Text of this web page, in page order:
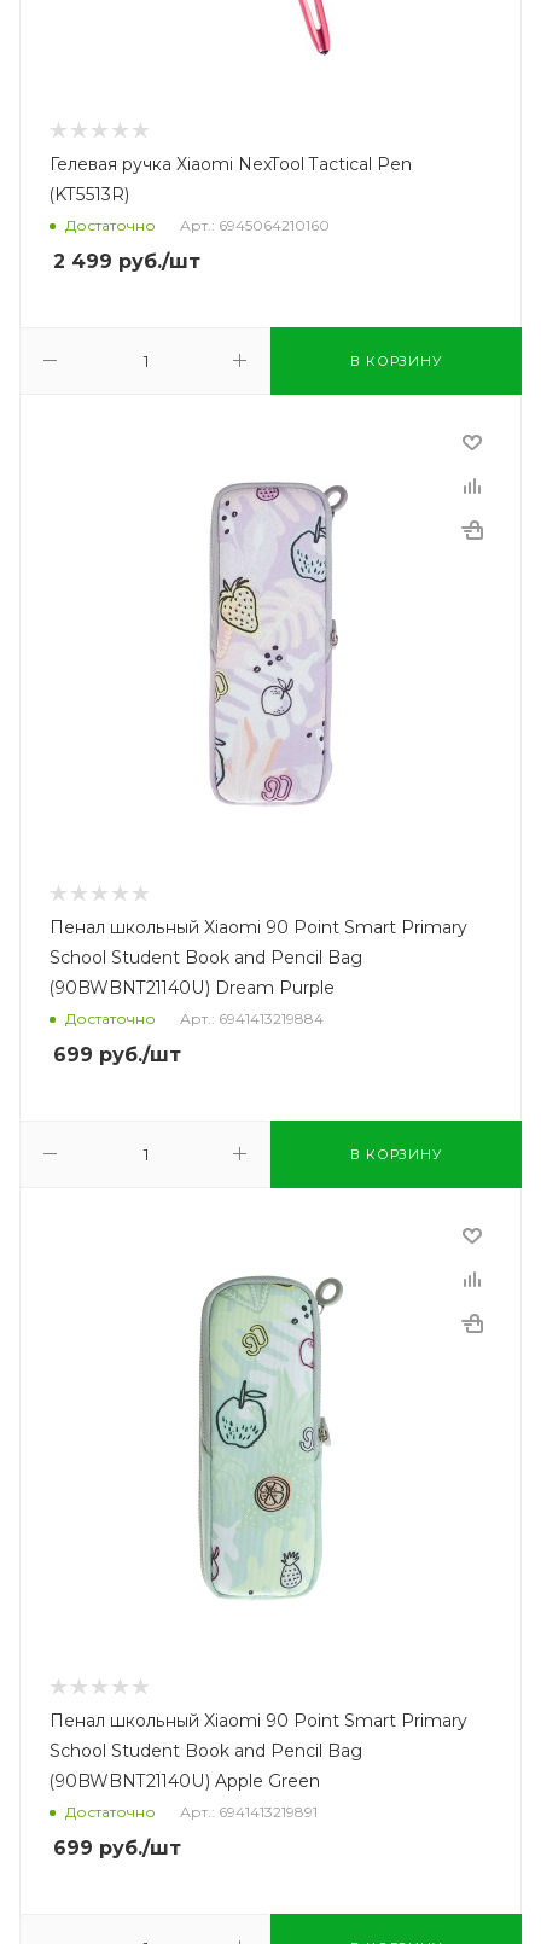
Гелевая ручка Xiaomi NexTool Tactical Pen
(KT5513R)
Достаточно Арт.: 6945064210160
2 499 руб./шт
В КОРЗИНУ
Пенал школьный Xiaomi 90 Point Smart Primary
School Student Book and Pencil Bag
(90BWBNT21140U) Dream Purple
Достаточно Арт.: 6941413219884
699 руб./шт
В КОРЗИНУ
Пенал школьный Xiaomi 90 Point Smart Primary
School Student Book and Pencil Bag
(90BWBNT21140U) Apple Green
Достаточно Арт.: 6941413219891
699 руб./шт